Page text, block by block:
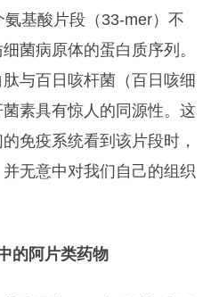
基酸片段（33-mer）不
菌病原体的蛋白质序列。
与百日咳杆菌（百日咳细
素具有惊人的同源性。这
免疫系统看到该片段时，
无意中对我们自己的组织
的阿片类药物